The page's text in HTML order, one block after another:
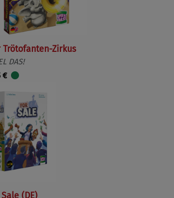
Tröto­fanten-Zirkus
DAS!
€
Sale (DE)